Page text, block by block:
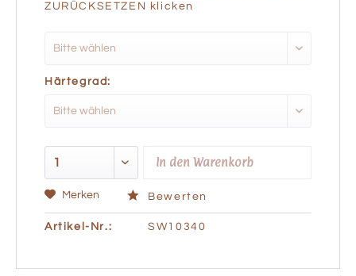
ZURÜCKSETZEN klicken
Härtegrad:
In den Warenkorb
Merken Bewerten
Artikel-Nr.: SW10340